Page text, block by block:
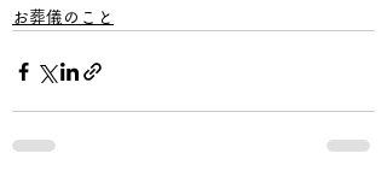
お葬儀のこと